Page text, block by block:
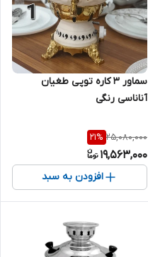
سماور ۳ کاره توپی طغیان
آناناسی رنگی
25,080,000
21%
19,563,000
افزودن به سبد